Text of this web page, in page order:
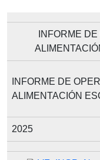
INFORME
INFORME DE
ALIMENTACIÓN
2025